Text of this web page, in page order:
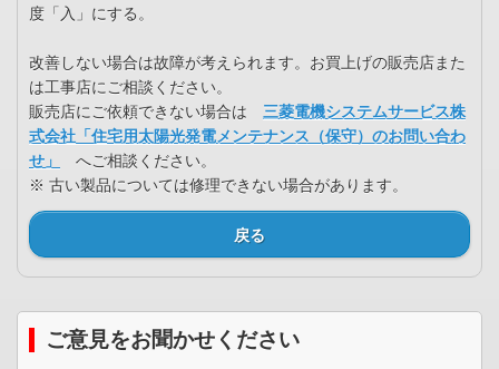
度「入」にする。
改善しない場合は故障が考えられます。お買上げの販売店また
は工事店にご相談ください。
販売店にご依頼できない場合は 三菱電機システムサービス株
式会社「住宅用太陽光発電メンテナンス（保守）のお問い合わ
せ」
へご相談ください。
※ 古い製品については修理できない場合があります。
戻る
ご意見をお聞かせください